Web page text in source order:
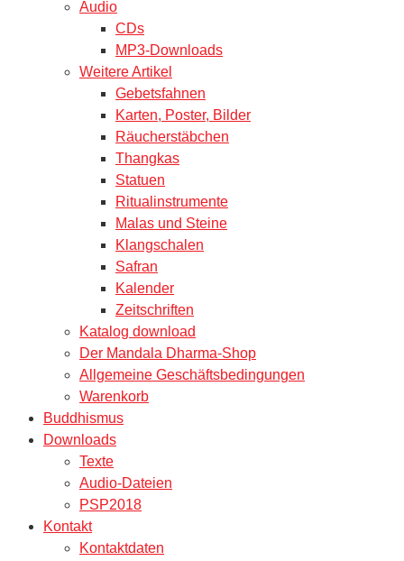
Audio
CDs
MP3-Downloads
Weitere Artikel
Gebetsfahnen
Karten, Poster, Bilder
Räucherstäbchen
Thangkas
Statuen
Ritualinstrumente
Malas und Steine
Klangschalen
Safran
Kalender
Zeitschriften
Katalog download
Der Mandala Dharma-Shop
Allgemeine Geschäftsbedingungen
Warenkorb
Buddhismus
Downloads
Texte
Audio-Dateien
PSP2018
Kontakt
Kontaktdaten